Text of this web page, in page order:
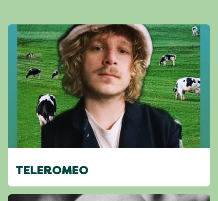
TELEROMEO